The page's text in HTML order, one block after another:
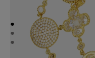
●
●
●